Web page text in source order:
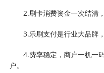
2.刷卡消费资金一次结清
3.乐刷支付是行业大品牌
4.费率稳定，商户一机一
户。